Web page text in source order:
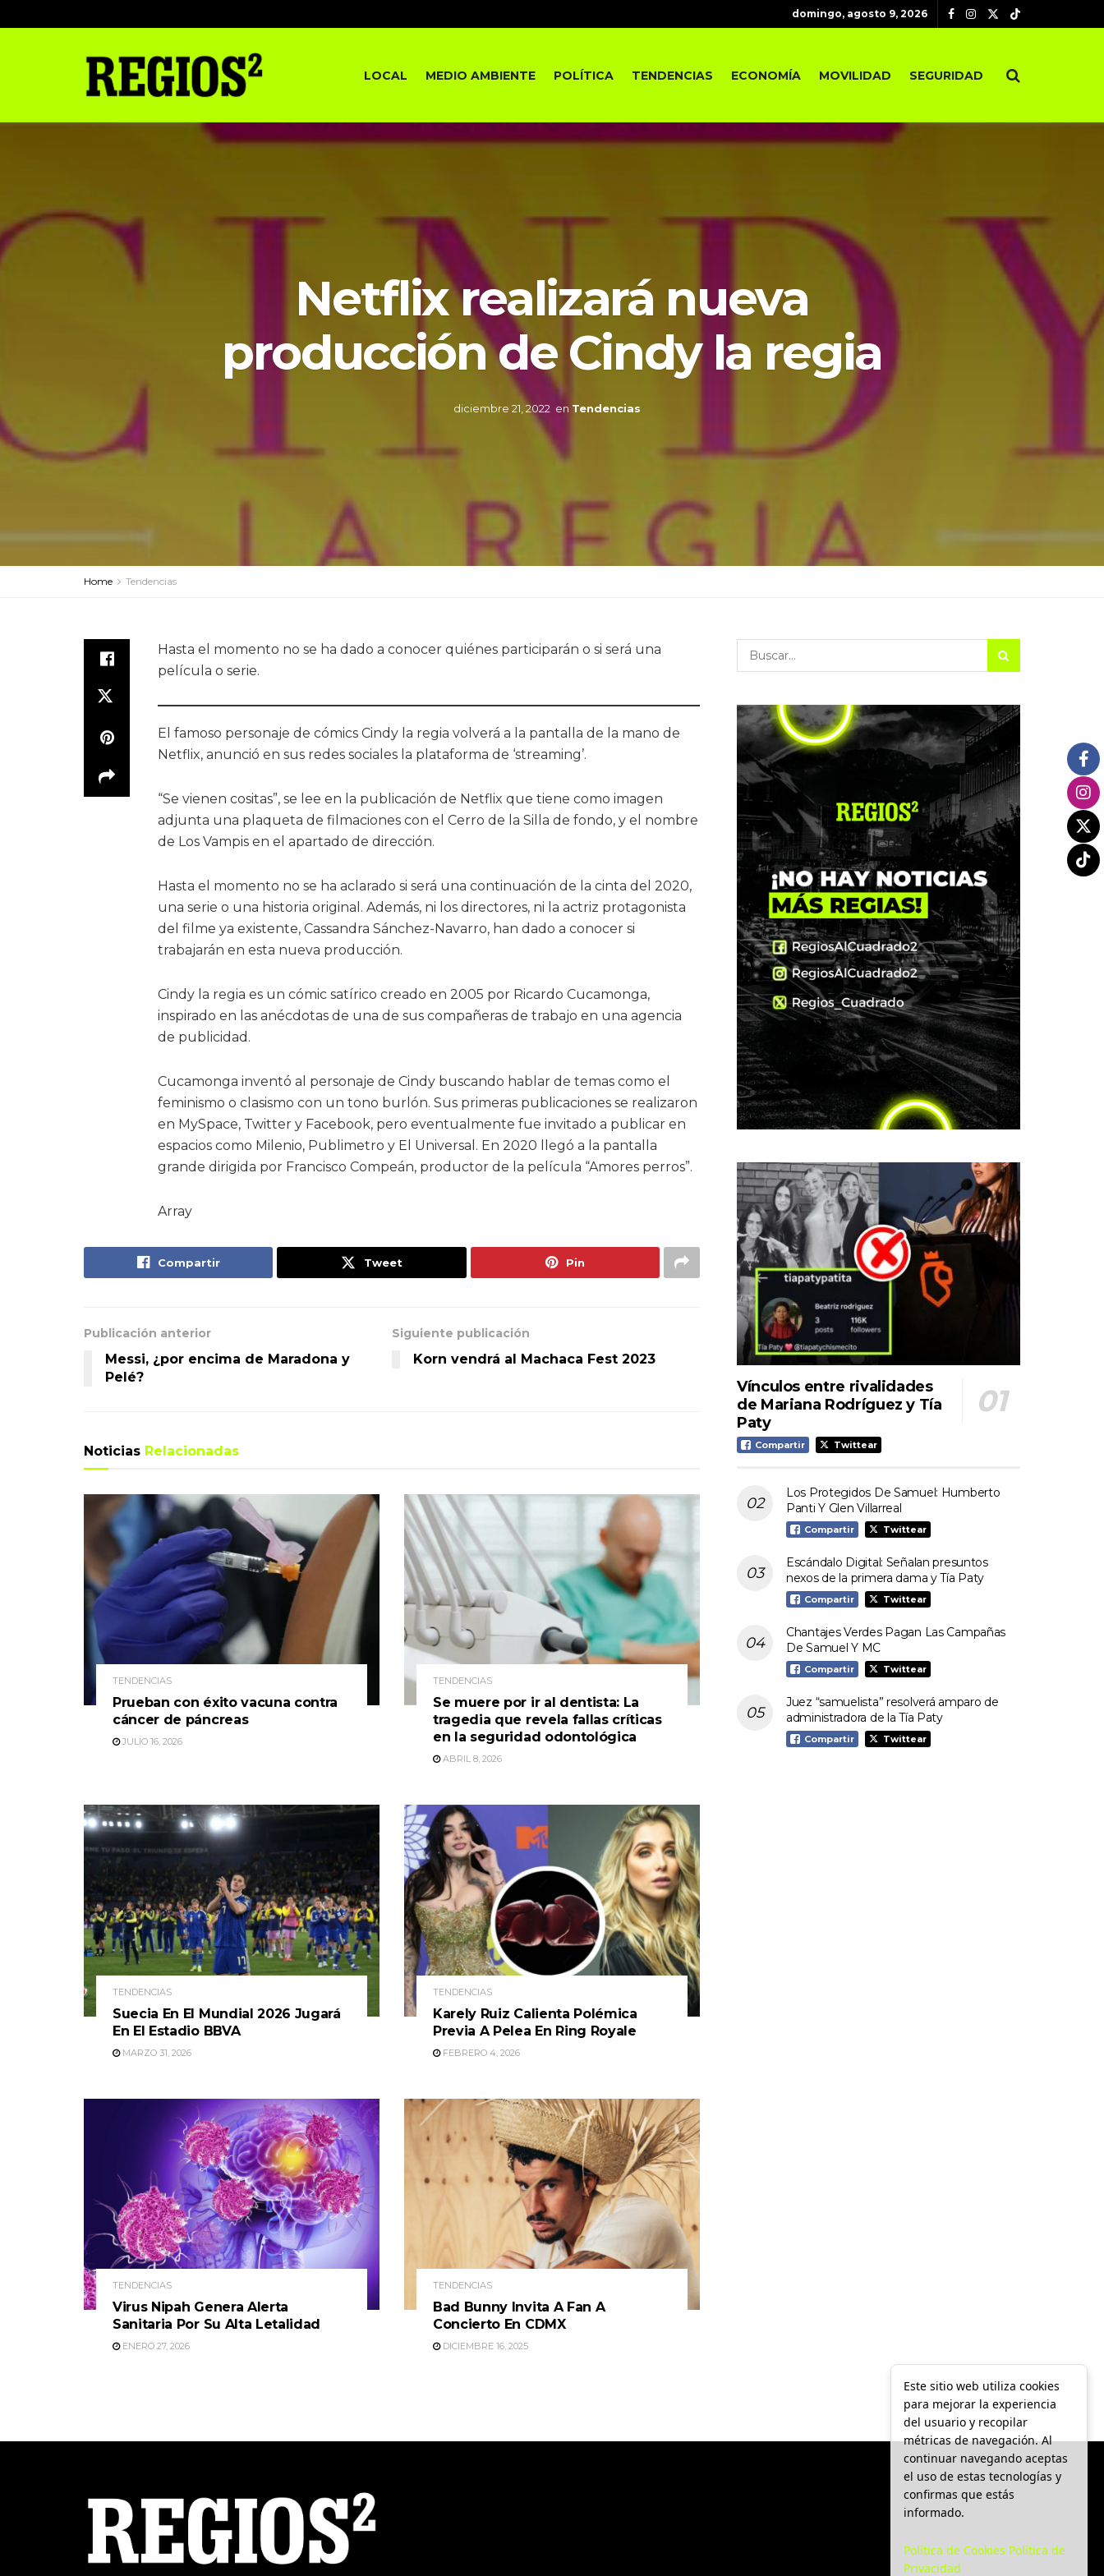
domingo, agosto 9, 2026
LOCAL MEDIO AMBIENTE POLÍTICA TENDENCIAS ECONOMÍA MOVILIDAD SEGURIDAD
Netflix realizará nueva
producción de Cindy la regia
diciembre 21, 2022 en Tendencias
Home Tendencias
Hasta el momento no se ha dado a conocer quiénes participarán o si será una
película o serie.
El famoso personaje de cómics Cindy la regia volverá a la pantalla de la mano de
Netflix, anunció en sus redes sociales la plataforma de ‘streaming’.
“Se vienen cositas”, se lee en la publicación de Netflix que tiene como imagen
adjunta una plaqueta de filmaciones con el Cerro de la Silla de fondo, y el nombre
de Los Vampis en el apartado de dirección.
Hasta el momento no se ha aclarado si será una continuación de la cinta del 2020,
una serie o una historia original. Además, ni los directores, ni la actriz protagonista
del filme ya existente, Cassandra Sánchez-Navarro, han dado a conocer si
trabajarán en esta nueva producción.
Cindy la regia es un cómic satírico creado en 2005 por Ricardo Cucamonga,
inspirado en las anécdotas de una de sus compañeras de trabajo en una agencia
de publicidad.
Cucamonga inventó al personaje de Cindy buscando hablar de temas como el
feminismo o clasismo con un tono burlón. Sus primeras publicaciones se realizaron
en MySpace, Twitter y Facebook, pero eventualmente fue invitado a publicar en
espacios como Milenio, Publimetro y El Universal. En 2020 llegó a la pantalla
grande dirigida por Francisco Compeán, productor de la película “Amores perros”.
Array
Compartir Tweet Pin
Publicación anterior
Messi, ¿por encima de Maradona y
Pelé?
Siguiente publicación
Korn vendrá al Machaca Fest 2023
Noticias Relacionadas
TENDENCIAS
Prueban con éxito vacuna contra
cáncer de páncreas
JULIO 16, 2026
TENDENCIAS
Se muere por ir al dentista: La
tragedia que revela fallas críticas
en la seguridad odontológica
ABRIL 8, 2026
TENDENCIAS
Suecia En El Mundial 2026 Jugará
En El Estadio BBVA
MARZO 31, 2026
TENDENCIAS
Karely Ruiz Calienta Polémica
Previa A Pelea En Ring Royale
FEBRERO 4, 2026
TENDENCIAS
Virus Nipah Genera Alerta
Sanitaria Por Su Alta Letalidad
ENERO 27, 2026
TENDENCIAS
Bad Bunny Invita A Fan A
Concierto En CDMX
DICIEMBRE 16, 2025
Vínculos entre rivalidades
de Mariana Rodríguez y Tía
Paty
Compartir Twittear
Los Protegidos De Samuel: Humberto
Panti Y Glen Villarreal
Compartir Twittear
Escándalo Digital: Señalan presuntos
nexos de la primera dama y Tía Paty
Compartir Twittear
Chantajes Verdes Pagan Las Campañas
De Samuel Y MC
Compartir Twittear
Juez “samuelista” resolverá amparo de
administradora de la Tía Paty
Compartir Twittear
Este sitio web utiliza cookies
para mejorar la experiencia
del usuario y recopilar
métricas de navegación. Al
continuar navegando aceptas
el uso de estas tecnologías y
confirmas que estás
informado.
Política de Cookies Política de
Privacidad